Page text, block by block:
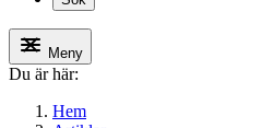
Meny
Du är här:
Hem